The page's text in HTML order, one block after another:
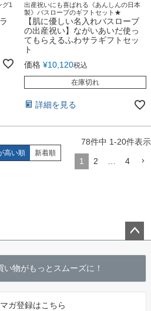
グ1
出産祝いにも喜ばれる《あんしんの日本
製》バスローブのギフトセット★
【肌に優しい名入れバスローブ
の出産祝い】ながいあいだ使っ
てもらえるふわサラギフトセッ
ト
価格 ¥10,120税込
在庫切れ
詳細を見る
高い順 新着順
78件中 1-20件表示
1 2 4
へ
い物がもっとスムーズに！
ガ登録はこちら